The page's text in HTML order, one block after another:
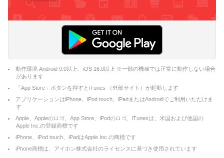
動作環境 Android 9.0以上、iOS 16.0以上 ※一部の機種では正常に動作しない場合
があります
「App Store」ボタンを押すとiTunes （外部サイト）が起動します
アプリケーションはiPhone、iPod touch、iPadまたはAndroidでご利用いただけま
す
Apple、Appleのロゴ、App Store、iPodのロゴ、iTunesは、米国および他国の
Apple Inc.の登録商標です
iPhone、iPod touch、iPadはApple Inc.の商標です
iPhone商標は、アイホン株式会社のライセンスに基づき使用されています